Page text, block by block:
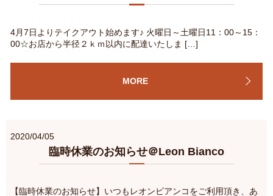
4月7日よりテイクアウト始めます♪ 火曜日～土曜日11：00～15：
00☆お店から半径２ｋｍ以内に配達いたしま […]
MORE
2020/04/05
臨時休業のお知らせ＠Leon Bianco
【臨時休業のお知らせ】いつもレオンビアンコをご利用頂き、あ